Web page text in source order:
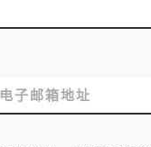
电子邮箱地址